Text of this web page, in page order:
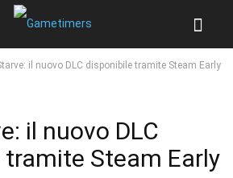
il nuovo DLC disponibile tramite Steam Early
il nuovo DLC
Steam Early